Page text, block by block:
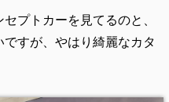
プトカーを見てるのと、
すが、やはり綺麗なカタ